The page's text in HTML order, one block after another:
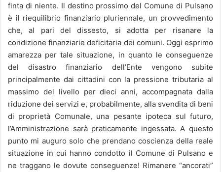
finta di niente. Il destino prossimo del Comune di Pulsano
è il riequilibrio finanziario pluriennale, un provvedimento
che, al pari del dissesto, si adotta per risanare la
condizione finanziarie deficitaria dei comuni. Oggi esprimo
amarezza per tale situazione, in quanto le conseguenze
del disastro finanziario dell’Ente vengono subite
principalmente dai cittadini con la pressione tributaria al
massimo del livello per dieci anni, accompagnata dalla
riduzione dei servizi e, probabilmente, alla svendita di beni
di proprietà Comunale, una pesante ipoteca sul futuro,
l’Amministrazione sarà praticamente ingessata. A questo
punto mi auguro solo che prendano coscienza della reale
situazione in cui hanno condotto il Comune di Pulsano e
ne traggano le dovute conseguenze! Rimanere “ancorati”